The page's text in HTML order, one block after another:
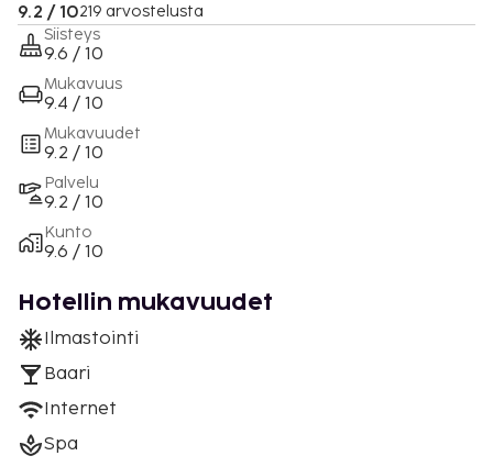
9.2 / 10219 arvostelusta
Siisteys
9.6 / 10
Mukavuus
9.4 / 10
Mukavuudet
9.2 / 10
Palvelu
9.2 / 10
Kunto
9.6 / 10
Hotellin mukavuudet
Ilmastointi
Baari
Internet
Spa